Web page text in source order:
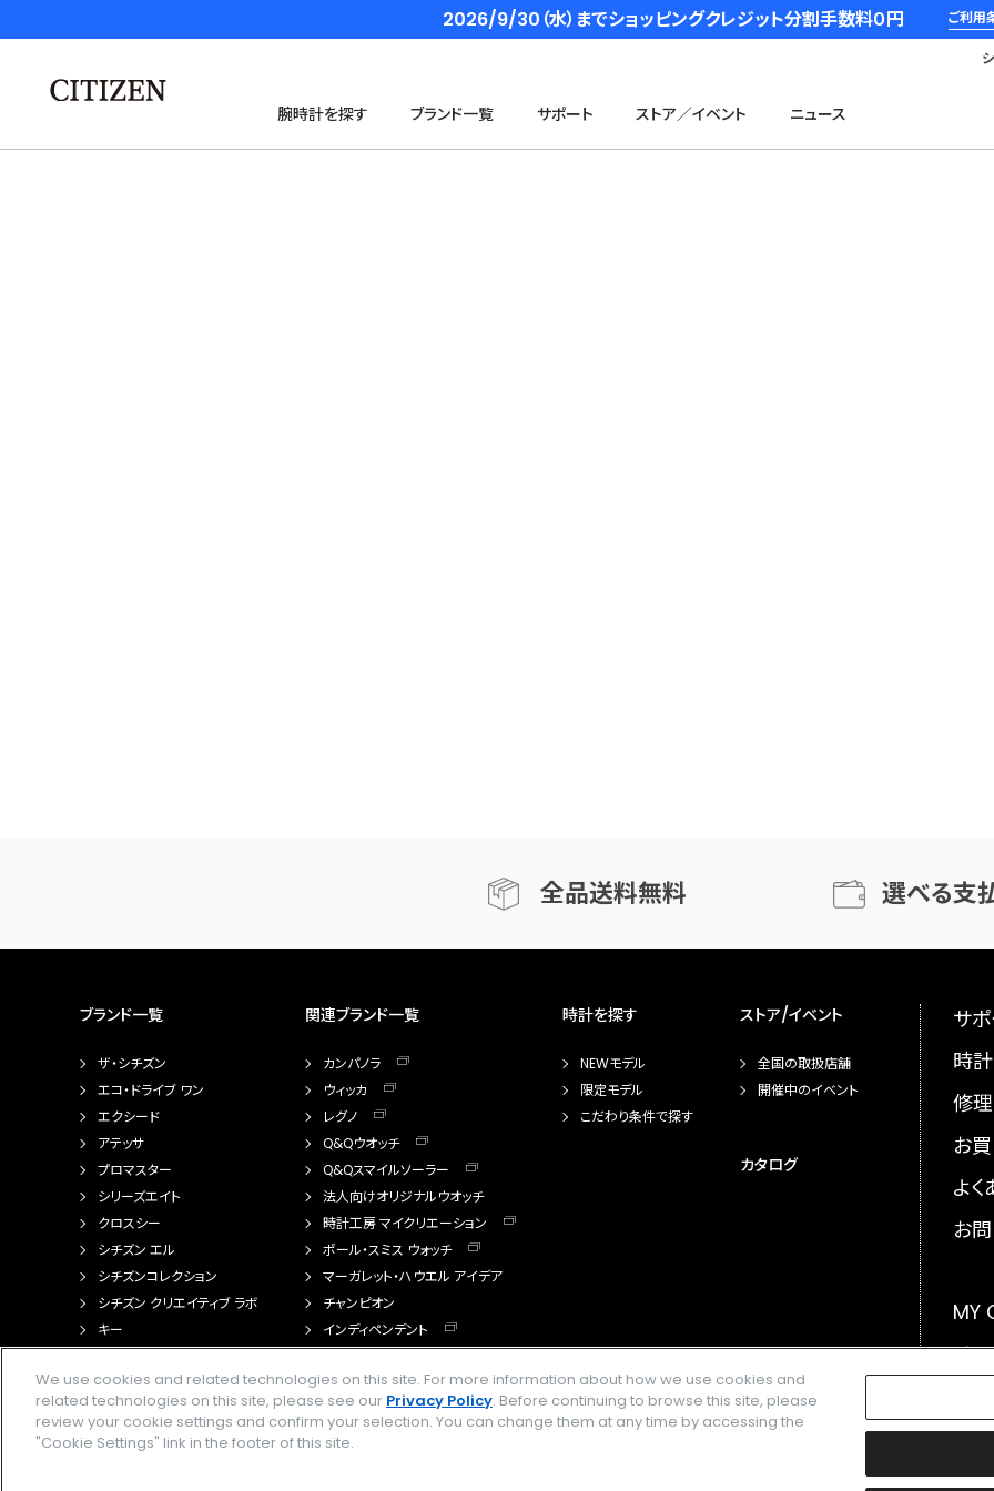
2026/9/30（水）までショッピングクレジット分割手数料０円 ご利用
腕時計を探す ブランド一覧 サポート ストア／イベント ニュース
全品送料無料 選べる支
ブランド一覧
ザ・シチズン
エコ・ドライブ ワン
エクシード
アテッサ
プロマスター
シリーズエイト
クロスシー
シチズン エル
シチズンコレクション
シチズン クリエイティブ ラボ
キー
関連ブランド一覧
カンパノラ
ウィッカ
レグノ
Q&Qウオッチ
Q&Qスマイルソーラー
法人向けオリジナルウオッチ
時計工房 マイクリエーション
ポール・スミス ウォッチ
マーガレット・ハウエル アイデア
チャンピオン
インディペンデント
時計を探す
NEWモデル
限定モデル
こだわり条件で探す
ストア/イベント
全国の取扱店舗
開催中のイベント
カタログ
サ
時
修理
お
よ
お
MY
メ
We use cookies and related technologies on this site. For more information about how we use cookies and
related technologies on this site, please see our Privacy Policy. Before continuing to browse this site, please
review your cookie settings and confirm your selection. You can change them at any time by accessing the
"Cookie Settings" link in the footer of this site.